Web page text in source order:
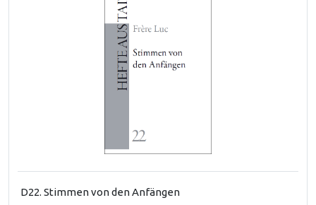
D22. Stimmen von den Anfängen